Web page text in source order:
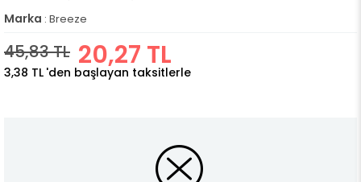
Marka : Breeze
45,83 TL 20,27 TL
3,38 TL 'den başlayan taksitlerle